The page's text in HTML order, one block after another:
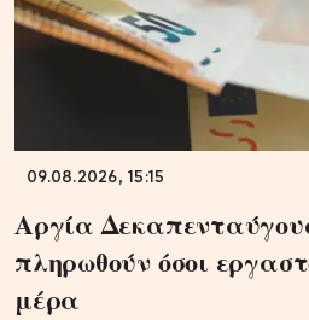
09.08.2026, 15:15
Αργία
πληρωθούν όσοι
μέρα